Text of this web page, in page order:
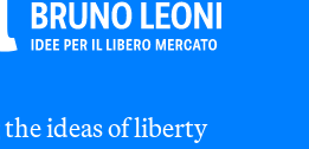
ideas of liberty